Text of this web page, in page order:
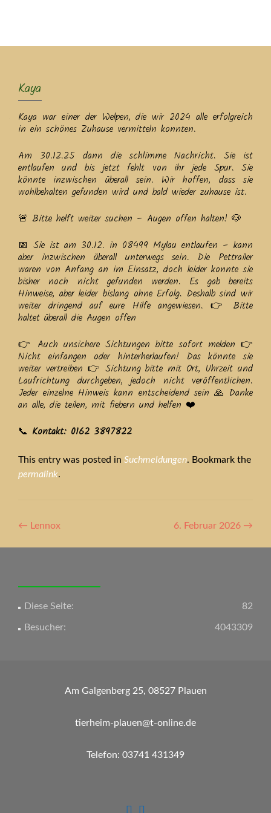
Kaya
Kaya war einer der Welpen, die wir 2024 alle erfolgreich
in ein schönes Zuhause vermitteln konnten.
Am 30.12.25 dann die schlimme Nachricht. Sie ist
entlaufen und bis jetzt fehlt von ihr jede Spur. Sie
könnte inzwischen überall sein. Wir hoffen, dass sie
wohlbehalten gefunden wird und bald wieder zuhause ist.
🚨 Bitte helft weiter suchen – Augen offen halten! 🐶
📅 Sie ist am 30.12. in 08499 Mylau entlaufen – kann
aber inzwischen überall unterwegs sein. Die Pettrailer
waren von Anfang an im Einsatz, doch leider konnte sie
bisher noch nicht gefunden werden. Es gab bereits
Hinweise, aber leider bislang ohne Erfolg. Deshalb sind wir
weiter dringend auf eure Hilfe angewiesen. 👉 Bitte
haltet überall die Augen offen
👉 Auch unsichere Sichtungen bitte sofort melden 👉
Nicht einfangen oder hinterherlaufen! Das könnte sie
weiter vertreiben 👉 Sichtung bitte mit Ort, Uhrzeit und
Laufrichtung durchgeben, jedoch nicht veröffentlichen.
Jeder einzelne Hinweis kann entscheidend sein 🙏 Danke
an alle, die teilen, mit fiebern und helfen ❤️
📞 Kontakt: 0162 3897822
This entry was posted in Suchmeldungen. Bookmark the
permalink.
Artikel-
Navigation
← Lennox 6. Februar 2026 →
82
Diese Seite:
4043309
Besucher:
Am Galgenberg 25, 08527 Plauen
tierheim-plauen@t-online.de
Telefon: 03741 431349